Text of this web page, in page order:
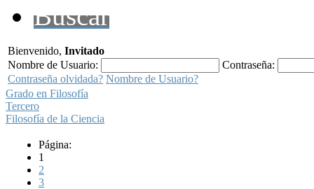
Buscar
Bienvenido, Invitado
Nombre de Usuario:
Contraseña:
Contraseña olvidada? Nombre de Usuario?
Grado en Filosofía
Tercero
Filosofía de la Ciencia
Página:
1
2
3